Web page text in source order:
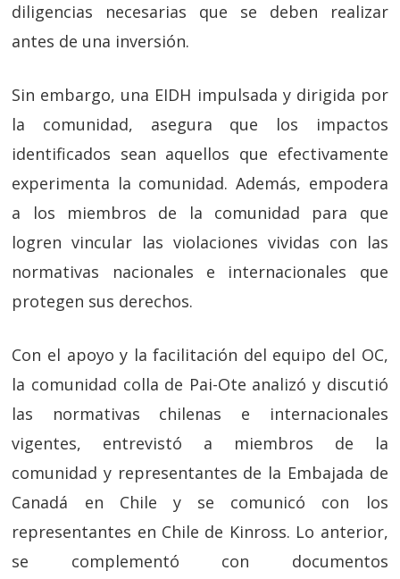
diligencias necesarias que se deben realizar
antes de una inversión.
Sin embargo, una EIDH impulsada y dirigida por
la comunidad, asegura que los impactos
identificados sean aquellos que efectivamente
experimenta la comunidad. Además, empodera
a los miembros de la comunidad para que
logren vincular las violaciones vividas con las
normativas nacionales e internacionales que
protegen sus derechos.
Con el apoyo y la facilitación del equipo del OC,
la comunidad colla de Pai-Ote analizó y discutió
las normativas chilenas e internacionales
vigentes, entrevistó a miembros de la
comunidad y representantes de la Embajada de
Canadá en Chile y se comunicó con los
representantes en Chile de Kinross. Lo anterior,
se complementó con documentos